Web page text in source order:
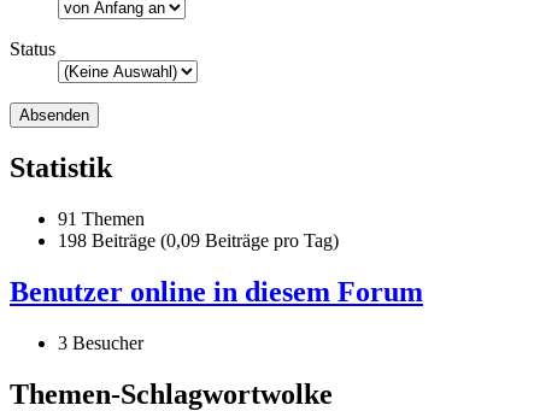
Status
Statistik
91 Themen
198 Beiträge (0,09 Beiträge pro Tag)
Benutzer online in diesem Forum
3 Besucher
Themen-Schlagwortwolke